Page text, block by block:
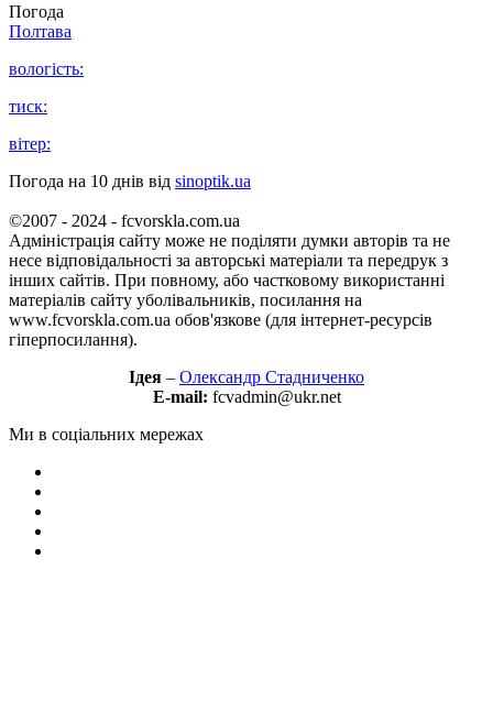
Погода
Полтава
вологість:
тиск:
вітер:
Погода на 10 днів від sinoptik.ua
©2007 - 2024 - fcvorskla.com.ua
Адміністрація сайту може не поділяти думки авторів та не
несе відповідальності за авторські матеріали та передрук з
інших сайтів. При повному, або частковому використанні
матеріалів сайту уболівальників, посилання на
www.fcvorskla.com.ua обов'язкове (для інтернет-ресурсів
гіперпосилання).
Ідея – Олександр Стадниченко
E-mail: fcvadmin@ukr.net
Ми в соціальних мережах